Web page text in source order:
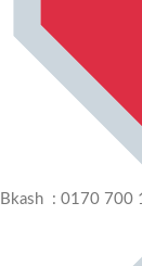
Bkash : 0170 700